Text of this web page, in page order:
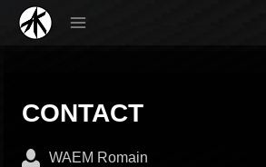
Aller
contenu
CONTACT
WAEM Romain